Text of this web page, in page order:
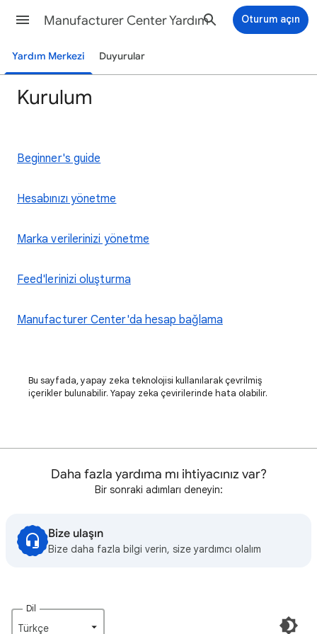
Manufacturer Center Yardım Oturum açın
Yardım Merkezi Duyurular
Kurulum
Beginner's guide
Hesabınızı yönetme
Marka verilerinizi yönetme
Feed'lerinizi oluşturma
Manufacturer Center'da hesap bağlama
Bu sayfada, yapay zeka teknolojisi kullanılarak çevrilmiş
içerikler bulunabilir. Yapay zeka çevirilerinde hata olabilir.
Daha fazla yardıma mı ihtiyacınız var?
Bir sonraki adımları deneyin:
Bize ulaşın
Bize daha fazla bilgi verin, size yardımcı olalım
Dil
Türkçe‎